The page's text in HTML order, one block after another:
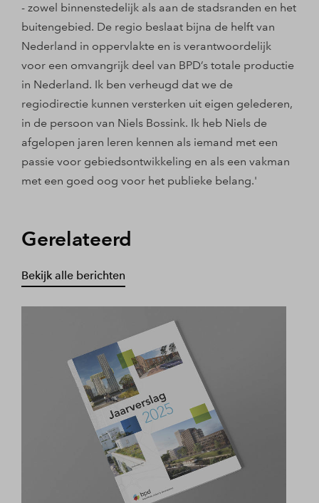
- zowel binnenstedelijk als aan de stadsranden en het
buitengebied. De regio beslaat bijna de helft van
Nederland in oppervlakte en is verantwoordelijk
voor een omvangrijk deel van BPD’s totale productie
in Nederland. Ik ben verheugd dat we de
regiodirectie kunnen versterken uit eigen gelederen,
in de persoon van Niels Bossink. Ik heb Niels de
afgelopen jaren leren kennen als iemand met een
passie voor gebiedsontwikkeling en als een vakman
met een goed oog voor het publieke belang.'
Gerelateerd
Bekijk alle berichten